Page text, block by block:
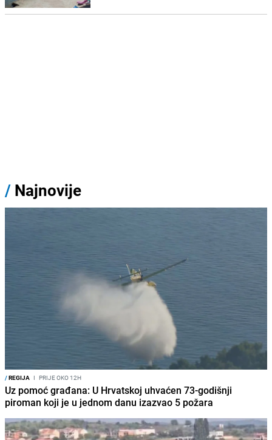
/ Najnovije
/REGIJA I PRIJE OKO 12H
Uz pomoć građana: U Hrvatskoj uhvaćen 73-godišnji
piroman koji je u jednom danu izazvao 5 požara